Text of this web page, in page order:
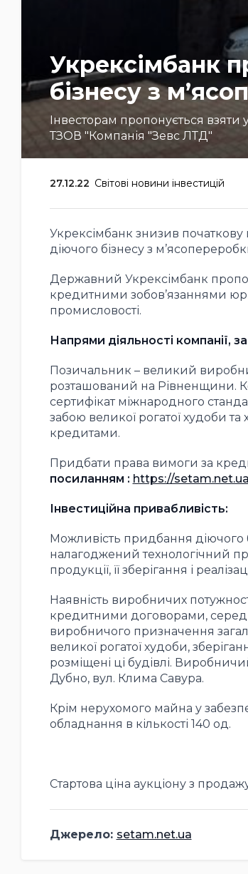
Укрексімбанк
бізнесу з
Інвесторам пропонується
ТЗОВ "Компанія "Зевс ЛТД"
27.12.22 Світові новини інвестицій
Укрексімбанк знизив
діючого бізнесу з
Державний Укрексімбанк
кредитними зобов’язаннями
промисловості.
Напрями діяльності компанії,
Позичальник – великий
розташований на Рівненщини.
сертифікат міжнародного
забою великої рогатої худоби
кредитами.
Придбати права вимоги за
посиланням : https://
Інвестиційна привабливість:
Можливість придбання діючого
налагоджений технологічний
продукції, її зберігання і
Наявність виробничих
кредитними договорами, серед
виробничого призначення
великої рогатої худоби,
розміщені ці будівлі.
Дубно, вул. Клима Савура.
Крім нерухомого майна у
обладнання в кількості 140 од.
Стартова ціна аукціону з
Джерело: setam.net.ua